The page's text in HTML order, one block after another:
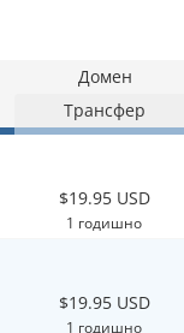
Домен
Трансфер
$19.95 USD
1 годишно
$19.95 USD
1 годишно